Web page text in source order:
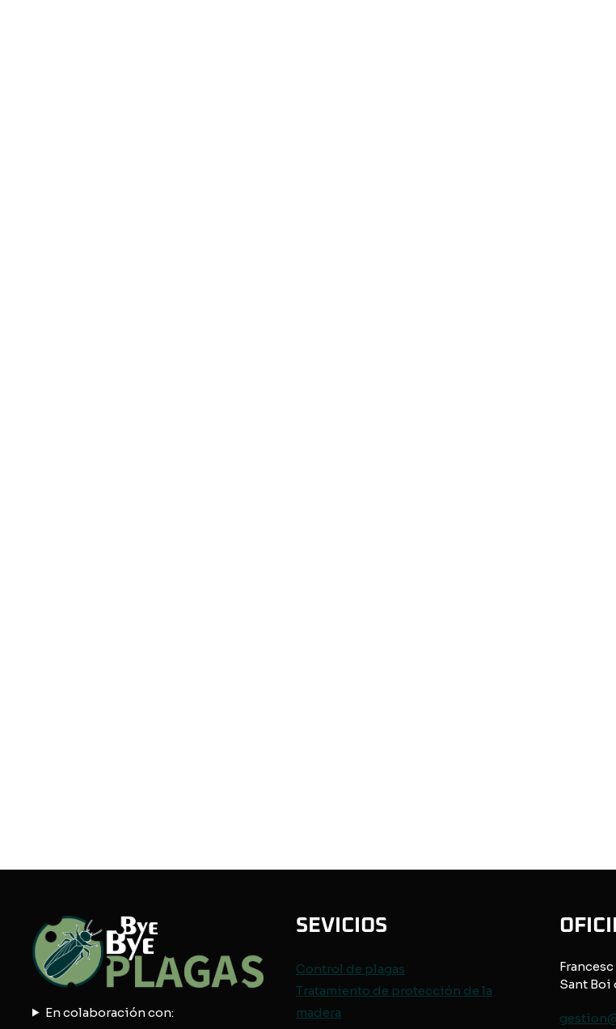
En colaboración con:
SEVICIOS
Control de plagas
Tratamiento de protección de la
madera
Sant Boi